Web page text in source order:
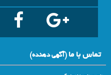
تماس با ما(آگهي دهنده)